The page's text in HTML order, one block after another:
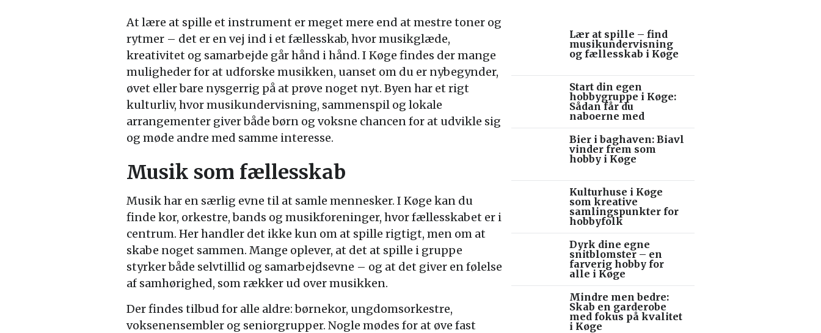
At lære at spille et instrument er meget mere end at mestre toner og
rytmer – det er en vej ind i et fællesskab, hvor musikglæde,
kreativitet og samarbejde går hånd i hånd. I Køge findes der mange
muligheder for at udforske musikken, uanset om du er nybegynder,
øvet eller bare nysgerrig på at prøve noget nyt. Byen har et rigt
kulturliv, hvor musikundervisning, sammenspil og lokale
arrangementer giver både børn og voksne chancen for at udvikle sig
og møde andre med samme interesse.
Musik som fællesskab
Musik har en særlig evne til at samle mennesker. I Køge kan du
finde kor, orkestre, bands og musikforeninger, hvor fællesskabet er i
centrum. Her handler det ikke kun om at spille rigtigt, men om at
skabe noget sammen. Mange oplever, at det at spille i gruppe
styrker både selvtillid og samarbejdsevne – og at det giver en følelse
af samhørighed, som rækker ud over musikken.
Der findes tilbud for alle aldre: børnekor, ungdomsorkestre,
voksenensembler og seniorgrupper. Nogle mødes for at øve fast
Lær at spille – find
musikundervisning
og fællesskab i Køge
Start din egen
hobbygruppe i Køge:
Sådan får du
naboerne med
Bier i baghaven: Biavl
vinder frem som
hobby i Køge
Kulturhuse i Køge
som kreative
samlingspunkter for
hobbyfolk
Dyrk dine egne
snitblomster – en
farverig hobby for
alle i Køge
Mindre men bedre:
Skab en garderobe
med fokus på kvalitet
i Køge